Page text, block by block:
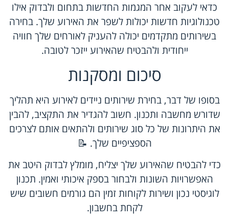
כדאי לעקוב אחר המגמות החדשות בתחום ולבדוק אילו
טכנולוגיות חדשות יכולות לשפר את האירוע שלך. בחירה
בשירותים מתקדמים יכולה להעניק לאורחים שלך חוויה
ייחודית ולהבטיח שהאירוע ייזכר לטובה.
סיכום ומסקנות
בסופו של דבר, בחירת שירותים ניידים לאירוע היא תהליך
שדורש מחשבה ותכנון. חשוב להגדיר את התקציב, להבין
את היתרונות של כל סוג שירותים ולהתאים אותם לצרכים
הספציפיים שלך. 📝
כדי להבטיח שהאירוע שלך יצליח, מומלץ לבדוק היטב את
האפשרויות השונות ולבחור בספק איכותי ואמין. תכנון
לוגיסטי נכון ושירות לקוחות זמין הם גורמים חשובים שיש
לקחת בחשבון.